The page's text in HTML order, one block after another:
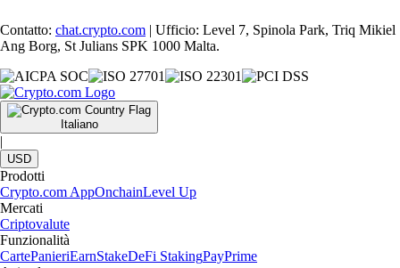
Contatto: chat.crypto.com | Ufficio: Level 7, Spinola Park, Triq Mikiel
Ang Borg, St Julians SPK 1000 Malta.
Italiano
|
USD
Prodotti
Crypto.com AppOnchainLevel Up
Mercati
Criptovalute
Funzionalità
CartePanieriEarnStakeDeFi StakingPayPrime